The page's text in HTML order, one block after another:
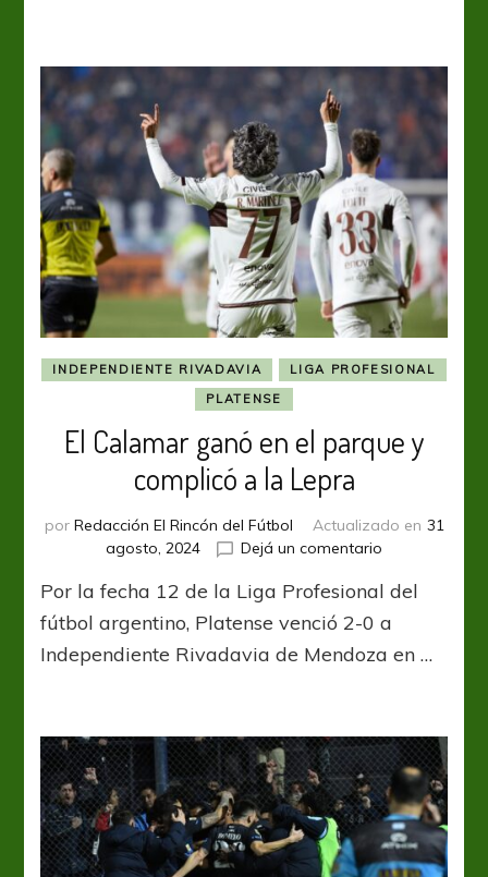
INDEPENDIENTE RIVADAVIA
LIGA PROFESIONAL
PLATENSE
El Calamar ganó en el parque y
complicó a la Lepra
por Redacción El Rincón del Fútbol Actualizado en 31
agosto, 2024
Dejá un comentario
Calamar
ganó
el
a
la
Lepra
Por la fecha 12 de la Liga Profesional del
fútbol argentino, Platense venció 2-0 a
Independiente Rivadavia de Mendoza en …